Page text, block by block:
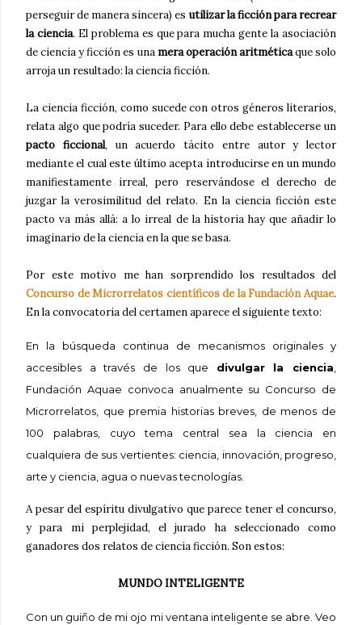
perseguir de manera sincera) es utilizar la ficción para recrear
la ciencia. El problema es que para mucha gente la asociación
de ciencia y ficción es una mera operación aritméticaque solo
arroja un resultado: la ciencia ficción.
La ciencia ficción, como sucede con otros géneros literarios,
relata algo que podría suceder. Para ello debe establecerse un
pacto ficcional, un acuerdo tácito entre autor y lector
mediante el cual este último acepta introducirse en un mundo
manifiestamente irreal, pero reservándose el derecho de
juzgar la verosimilitud del relato. En la ciencia ficción este
pacto va más allá: a lo irreal de la historia hay que añadir lo
imaginario de la ciencia en la que se basa.
Por este motivo me han sorprendido los resultados del
Concurso de Microrrelatos científicos de la Fundación Aquae.
En la convocatoria del certamen aparece el siguiente texto:
En la búsqueda continua de mecanismos originales y
accesibles a través de los que divulgar la ciencia
Fundación Aquae convoca anualmente su Concurso de
Microrrelatos, que premia historias breves, de menos de
100 palabras, cuyo tema central sea la ciencia en
cualquiera de sus vertientes: ciencia, innovación, progreso,
arte y ciencia, agua o nuevas tecnologías.
A pesar del espíritu divulgativo que parece tener el concurso,
y para mi perplejidad, el jurado ha seleccionado como
ganadores dos relatos de ciencia ficción. Son estos:
MUNDO INTELIGENTE
Con un guiño de mi ojo mi ventana inteligente se abre. Veo